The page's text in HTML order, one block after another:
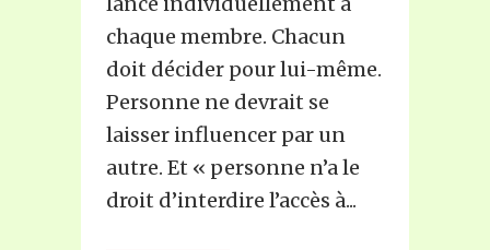
chaque membre. Chacun
doit décider pour lui-même.
Personne ne devrait se
laisser influencer par un
autre. Et « personne n’a le
droit d’interdire l’accès à...